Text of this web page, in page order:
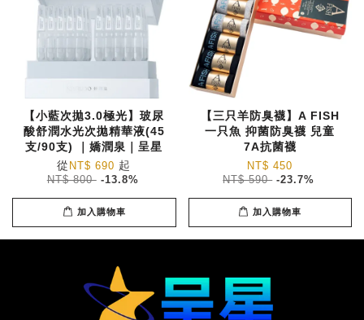
【小藍次拋3.0極光】玻尿
酸舒潤水光次拋精華液(45
支/90支) ｜嬌潤泉｜呈星
從 NT$ 690 起
NT$ 800 -13.8%
加入購物車
【三只羊防臭襪】A FISH
一只魚 抑菌防臭襪 兒童
7A抗菌襪
NT$ 450
NT$ 590 -23.7%
加入購物車